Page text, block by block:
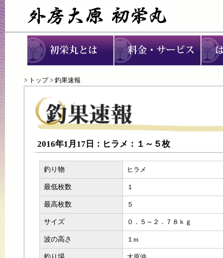
> トップ> 釣果速報
2016年1月17日：ヒラメ：１～５枚
釣り物 ヒラメ
最低枚数 １
最高枚数 ５
サイズ ０．５～２．７８ｋｇ
波の高さ １m